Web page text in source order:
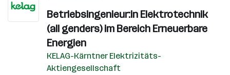
Betriebsingenieur:in Elektrotechnik
(all genders) im Bereich Erneuerbare
Energien
KELAG-Kärntner Elektrizitäts-
Aktiengesellschaft